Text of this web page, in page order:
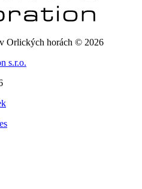
Orlických horách © 2026
s.r.o.